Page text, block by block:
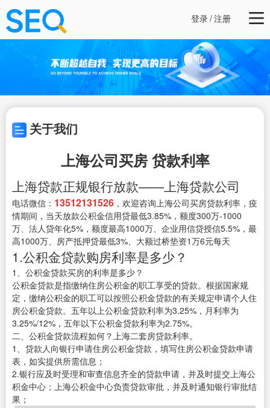
登录/注册
关于我们
上海公司买房 贷款利率
上海贷款正规银行放款——上海贷款公司
电话微信： 13512131526 ，欢迎咨询上海公司买房贷款利率，疫
情期间，当天放款公积金信用贷最低3.85%，额度300万-1000
万、法人贷年化5%，额度最高1000万、企业用信贷授信5.5%，最
高1000万、房产抵押贷最低3%、大额过桥垫资1万6元每天
1.公积金贷款购房利率是多少？
1、公积金贷款买房的利率是多少？
公积金贷款是指缴纳住房公积金的职工享受的贷款。根据国家规
定，缴纳公积金的职工可以按照公积金贷款的有关规定申请个人住
房公积金贷款。五年以上公积金贷款利率为3.25%，月利率为
3.25%/12%，五年以下公积金贷款利率为2.75%。
二、公积金贷款流程如何？上海二套房贷款利率。
1、贷款人向银行申请住房公积金贷款，填写住房公积金贷款申请
表，如实提供所需信息；
2.银行应及时受理和审查信息齐全的贷款申请，并及时提交上海公
积金中心；上海公积金中心负责贷款审批，并及时通知银行审批结
果；